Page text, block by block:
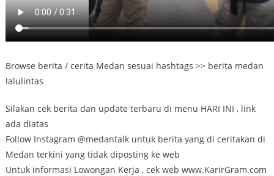
Browse berita / cerita Medan sesuai hashtags >> berita medan
lalulintas
Silakan cek berita dan update terbaru di menu HARI INI , link
ada diatas
Follow Instagram @medantalk untuk berita yang di ceritakan di
Medan terkini yang tidak diposting ke web
Untuk informasi Lowongan Kerja , cek web www.KarirGram.com